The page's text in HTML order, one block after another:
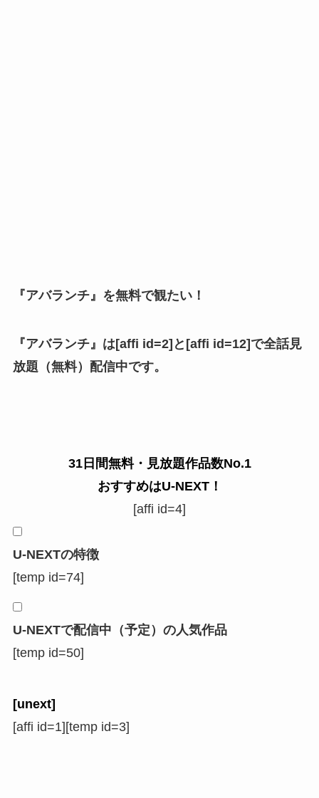
『アバランチ』を無料で観たい！
『アバランチ』は[affi id=2]と[affi id=12]で全話見
放題（無料）配信中です。
31日間無料・見放題作品数No.1
おすすめはU-NEXT！
[affi id=4]
U-NEXTの特徴
[temp id=74]
U-NEXTで配信中（予定）の人気作品
[temp id=50]
[unext]
[affi id=1][temp id=3]